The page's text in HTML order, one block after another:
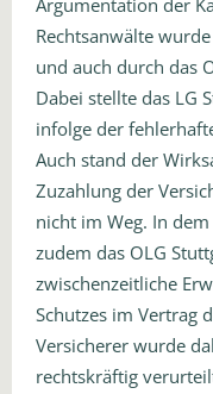
Argumentation der
Rechtsanwälte
und auch durch das
Dabei stellte das LG
infolge der
Auch stand der
Zuzahlung der
nicht im Weg. In
zudem das OLG
zwischenzeitliche
Schutzes im Vertrag
Versicherer wurde
rechtskräftig